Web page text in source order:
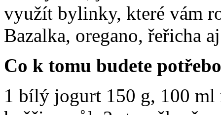
využít bylinky, které vám
Bazalka, oregano, řeřicha
Co k tomu budete
1 bílý jogurt 150 g, 100 ml